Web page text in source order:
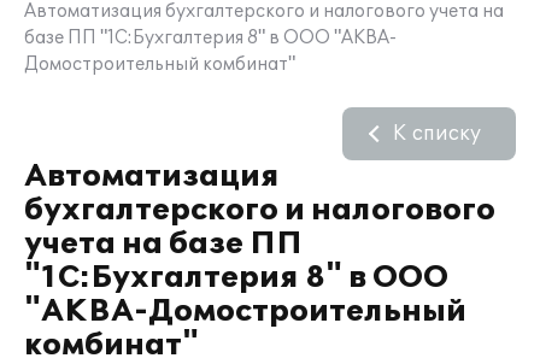
Автоматизация бухгалтерского и налогового учета на
базе ПП "1С:Бухгалтерия 8" в ООО "АКВА-
Домостроительный комбинат"
Автоматизация
бухгалтерского и налогового
учета на базе ПП
"1С:Бухгалтерия 8" в ООО
"АКВА-Домостроительный
комбинат"
К списку